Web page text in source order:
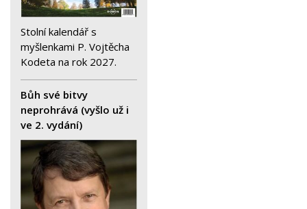
Stolní kalendář s
myšlenkami P. Vojtěcha
Kodeta na rok 2027.
Bůh své bitvy
neprohrává (vyšlo už i
ve 2. vydání)